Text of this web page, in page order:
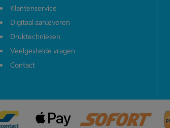
Klantenservice
Digitaal aanleveren
Druktechnieken
Veelgestelde vragen
Contact